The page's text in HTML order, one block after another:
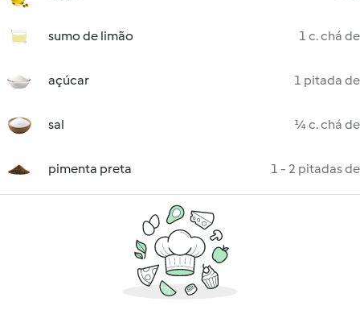
sumo de limão 1 c. chá de
açúcar 1 pitada de
sal ¼ c. chá de
pimenta preta 1 - 2 pitadas de